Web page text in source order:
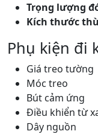
Trọng lượng
Kích thước
Phụ kiện đi
Giá treo tường
Móc treo
Bút cảm ứng
Điều khiển từ
Dây nguồn